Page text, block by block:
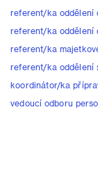
referent/ka oddělení
referent/ka oddělení
referent/ka
referent/ka oddělení
koordinátor/ka
vedoucí odboru